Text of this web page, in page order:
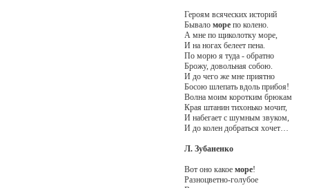
Героям всяческих историй
Бываломоре по колено.
А мне по щиколотку море,
И на ногах белеет пена.
По морю я туда - обратно
Брожу, довольная собою.
И до чего же мне приятно
Босою шлепать вдоль прибоя!
Волна моим коротким брюкам
Края штанин тихонько мочит,
И набегает с шумным звуком,
И до колен добраться хочет…
Л. Зубаненко
Вот оно какоеморе!
Разноцветно-голубое